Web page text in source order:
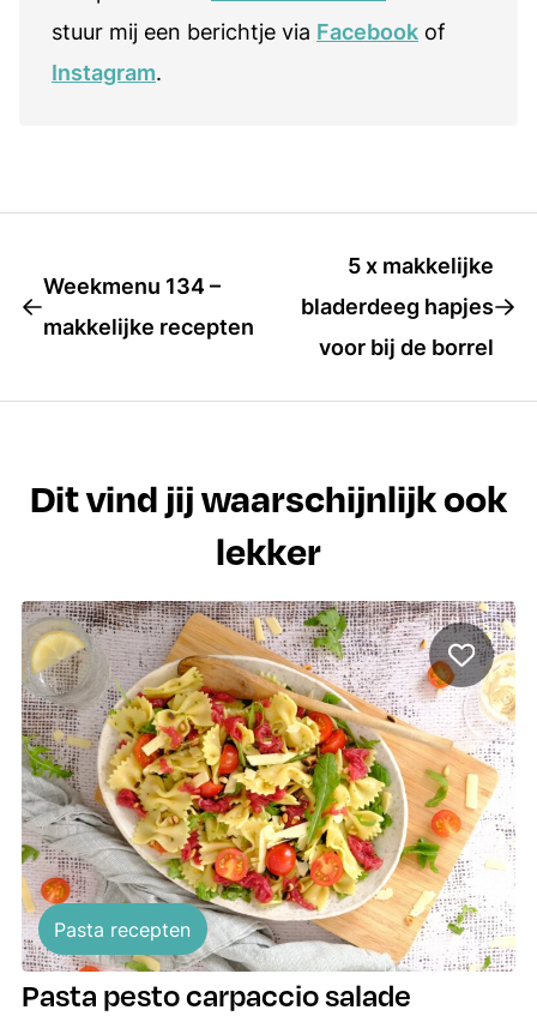
stuur mij een berichtje via Facebook of
Instagram.
Weekmenu 134 –
makkelijke recepten
5 x makkelijke
bladerdeeg hapjes
voor bij de borrel
Dit vind jij waarschijnlijk ook
lekker
Pasta recepten
Pasta pesto carpaccio salade